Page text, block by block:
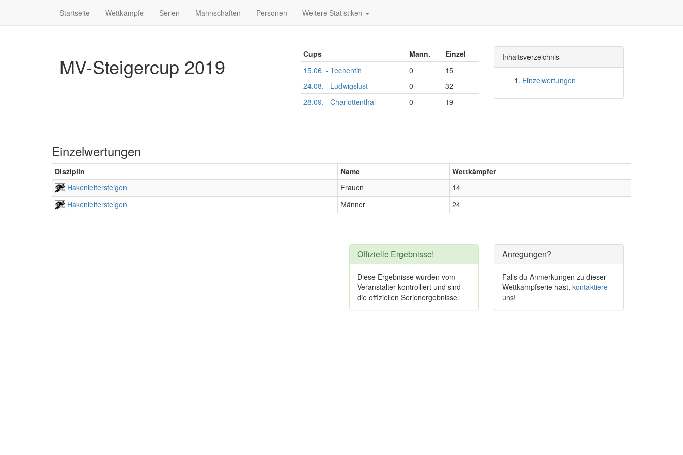
Startseite Wettkämpfe Serien Mannschaften Personen Weitere Statistiken
MV-Steigercup 2019 Cups Mann.
Einzel
15.06. - Techentin
0
15
24.08. - Ludwigslust
0
32
28.09. - Charlottenthal
0 19
Inhaltsverzeichnis
Einzelwertungen
Einzelwertungen
Disziplin Name
Wettkämpfer
Hakenleitersteigen
Frauen
14
Hakenleitersteigen
Männer 24
Anregungen?
Falls du Anmerkungen zu dieser
Wettkampfserie hast, kontaktiere
uns!
Offizielle Ergebnisse!
Diese Ergebnisse wurden vom
Veranstalter kontrolliert und sind
die offiziellen Serienergebnisse.